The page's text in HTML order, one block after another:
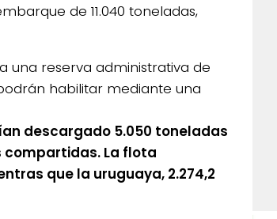
de 11.040 toneladas,
una reserva administrativa de
habilitar mediante una
descargado 5.050 toneladas
compartidas. La flota
que la uruguaya, 2.274,2